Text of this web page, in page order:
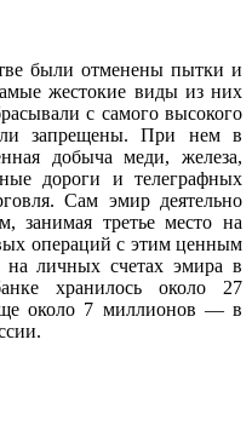
были отменены пытки и
жестокие виды из них
с самого высокого
запрещены. При нем в
добыча меди, железа,
дороги и телеграфных
Сам эмир деятельно
занимая третье место на
операций с этим ценным
личных счетах эмира в
хранилось около 27
около 7 миллионов — в